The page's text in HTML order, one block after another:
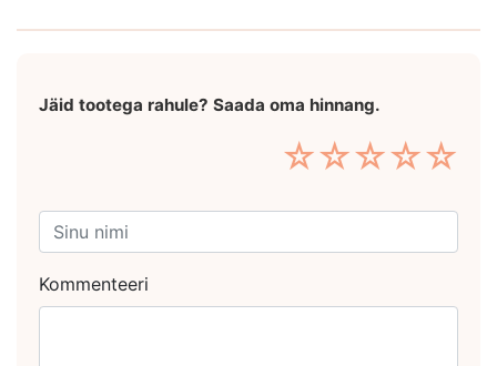
Jäid tootega rahule? Saada oma hinnang.
☆
☆
☆
☆
☆
Kommenteeri